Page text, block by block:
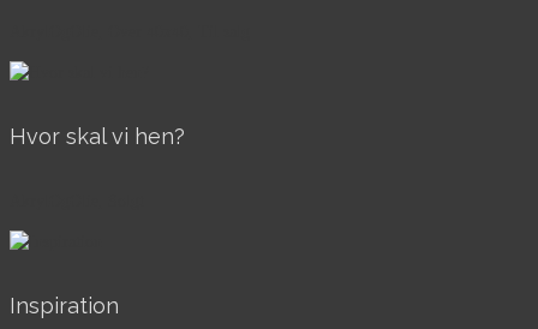
Hvor skal vi hen?
Inspiration